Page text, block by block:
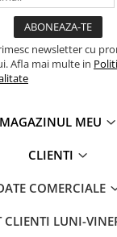
newsletter cu
Afla mai multe in
MAGAZINUL MEU
CLIENTI
COMERCIALE
CLIENTI LUNI-